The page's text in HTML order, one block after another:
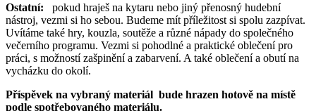
Ostatní:
pokud hraješ na kytaru nebo jiný přenosný hudební
nástroj, vezmi si ho sebou. Budeme mít příležitost si spolu zazpívat.
Uvítáme také hry, kouzla, soutěže a různé nápady do společného
večerního programu. Vezmi si pohodlné a praktické oblečení pro
práci, s možností zašpinění a zabarvení. A také oblečení a obutí na
vycházku do okolí.
Příspěvek na vybraný materiál bude hrazen hotově na místě
podle spotřebovaného materiálu.